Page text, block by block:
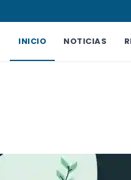
INICIO NOTICIAS